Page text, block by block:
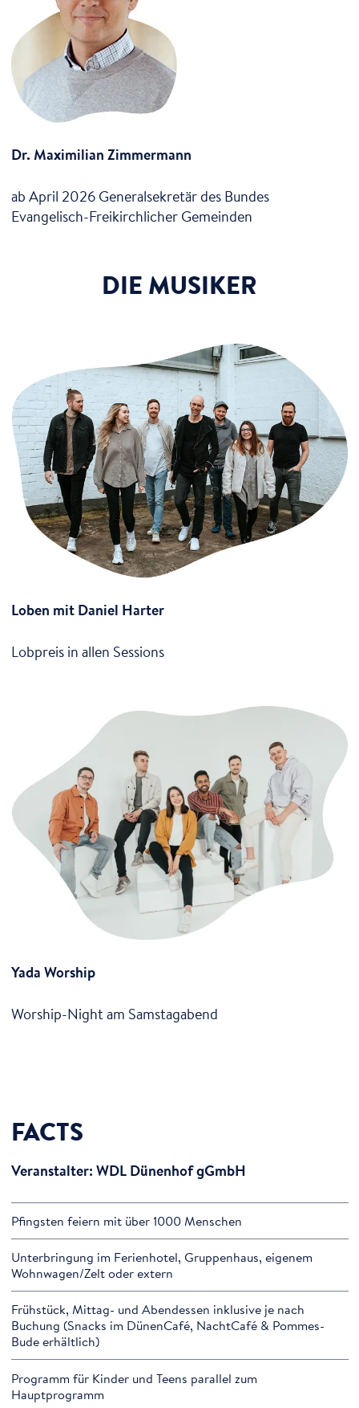
Dr. Maximilian Zimmermann
ab April 2026 Generalsekretär des Bundes
Evangelisch-Freikirchlicher Gemeinden
DIE MUSIKER
Loben mit Daniel Harter
Lobpreis in allen Sessions
Yada Worship
Worship-Night am Samstagabend
FACTS
Veranstalter: WDL Dünenhof gGmbH
Pfingsten feiern mit über 1000 Menschen
Unterbringung im Ferienhotel, Gruppenhaus, eigenem
Wohnwagen/Zelt oder extern
Frühstück, Mittag- und Abendessen inklusive je nach
Buchung (Snacks im DünenCafé, NachtCafé & Pommes-
Bude erhältlich)
Programm für Kinder und Teens parallel zum
Hauptprogramm